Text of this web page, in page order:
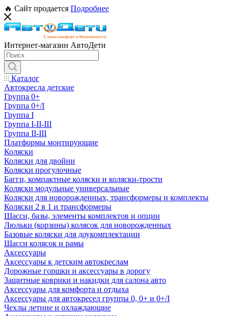
🔥 Сайт продается Подробнее
Интернет-магазин АвтоДети
Каталог
Автокресла детские
Группа 0+
Группа 0+/I
Группа I
Группа I-II-III
Группа II-III
Платформы монтирующие
Коляски
Коляски для двойни
Коляски прогулочные
Багги, компактные коляски и коляски-трости
Коляски модульные универсальные
Коляски для новорожденных, трансформеры и комплекты
Коляски 2 в 1 и трансформеры
Шасси, базы, элементы комплектов и опции
Люльки (корзины) колясок для новорожденных
Базовые коляски для доукомплектации
Шасси колясок и рамы
Аксессуары
Аксессуары к детским автокреслам
Дорожные горшки и аксессуары в дорогу
Защитные коврики и накидки для салона авто
Аксессуары для комфорта и отдыха
Аксессуары для автокресел группы 0, 0+ и 0+/I
Чехлы летние и охлаждающие